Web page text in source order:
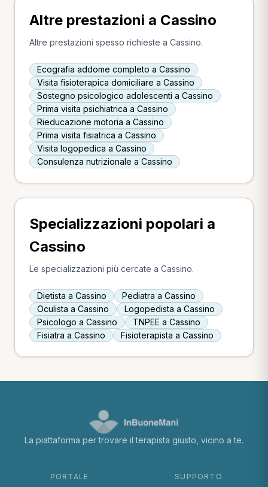
Altre prestazioni a Cassino
Altre prestazioni spesso richieste a Cassino.
Ecografia addome completo a Cassino
Visita fisioterapica domiciliare a Cassino
Sostegno psicologico adolescenti a Cassino
Prima visita psichiatrica a Cassino
Rieducazione motoria a Cassino
Prima visita fisiatrica a Cassino
Visita logopedica a Cassino
Consulenza nutrizionale a Cassino
Specializzazioni popolari a
Cassino
Le specializzazioni più cercate a Cassino.
Dietista a Cassino
Pediatra a Cassino
Oculista a Cassino
Logopedista a Cassino
Psicologo a Cassino
TNPEE a Cassino
Fisiatra a Cassino
Fisioterapista a Cassino
La piattaforma per trovare il terapista giusto, vicino a te.
PORTALE SUPPORTO